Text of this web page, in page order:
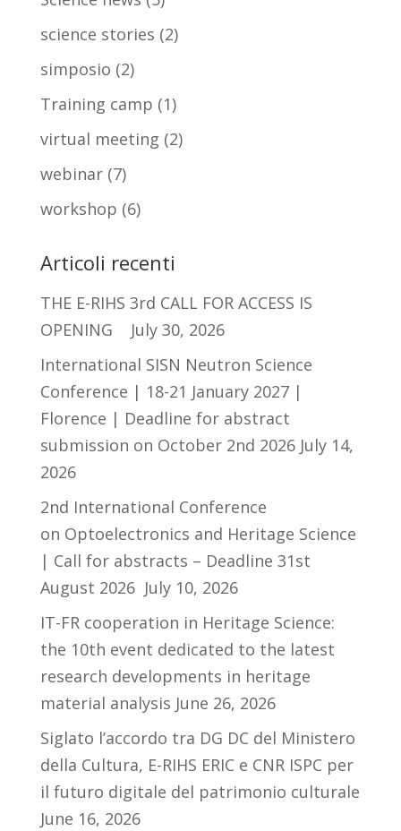
science stories (2)
simposio (2)
Training camp (1)
virtual meeting (2)
webinar(7)
workshop (6)
Articoli recenti
THE E-RIHS 3rd CALL FOR ACCESS IS
OPENING
July 30, 2026
International SISN Neutron Science
Conference | 18-21 January 2027 |
Florence | Deadline for abstract
submission on October 2nd 2026 July 14,
2026
2nd International Conference
on Optoelectronics and Heritage Science
| Call for abstracts – Deadline 31st
August 2026 July 10, 2026
IT-FR cooperation in Heritage Science:
the 10th event dedicated to the latest
research developments in heritage
material analysis June 26, 2026
Siglato l’accordo tra DG DC del Ministero
della Cultura, E-RIHS ERIC e CNR ISPC per
il futuro digitale del patrimonio culturale
June 16, 2026